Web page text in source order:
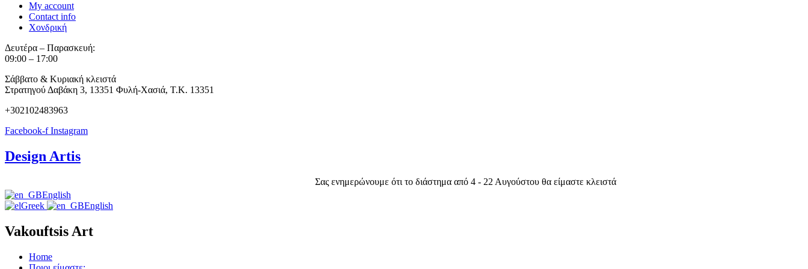
My account
Contact info
Χονδρική
Δευτέρα – Παρασκευή:
09:00 – 17:00
Σάββατο & Κυριακή κλειστά
Στρατηγού Δαβάκη 3, 13351 Φυλή-Χασιά, Τ.Κ. 13351
+302102483963
Facebook-f Instagram
Design Artis
Σας ενημερώνουμε ότι το διάστημα από 4 - 22 Αυγούστου θα είμαστε κλειστά
English
Greek
English
Vakouftsis Art
Home